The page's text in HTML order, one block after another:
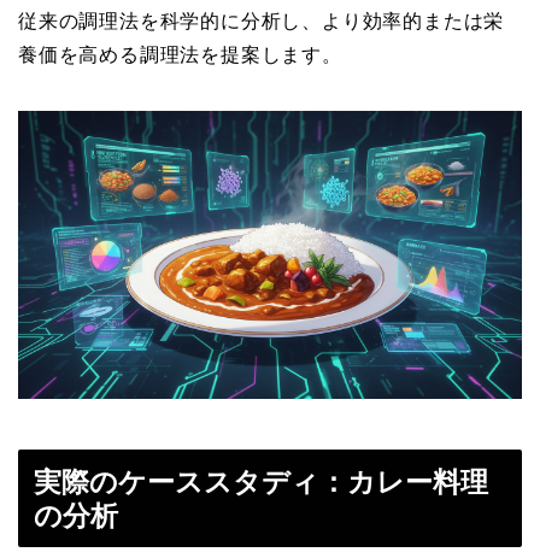
従来の調理法を科学的に分析し、より効率的または栄
養価を高める調理法を提案します。
実際のケーススタディ：カレー料理
の分析